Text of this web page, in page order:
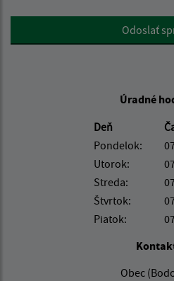
Google reCaptcha ResponseOdoslať
Úradné
Deň
Pondelok:
Utorok:
Streda:
Štvrtok:
Piatok:
Obec